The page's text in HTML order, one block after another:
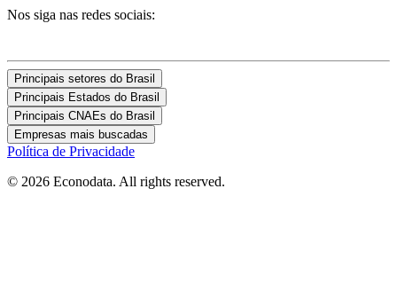
Nos siga nas redes sociais:
Principais setores do Brasil
Principais Estados do Brasil
Principais CNAEs do Brasil
Empresas mais buscadas
Política de Privacidade
© 2026 Econodata. All rights reserved.